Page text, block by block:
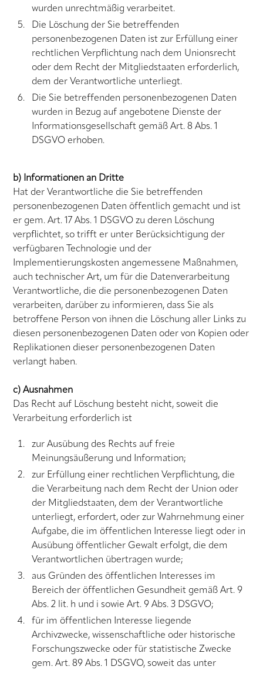
wurden unrechtmäßig verarbeitet.
Die Löschung der Sie betreffenden
personenbezogenen Daten ist zur Erfüllung einer
rechtlichen Verpflichtung nach dem Unionsrecht
oder dem Recht der Mitgliedstaaten erforderlich,
dem der Verantwortliche unterliegt.
Die Sie betreffenden personenbezogenen Daten
wurden in Bezug auf angebotene Dienste der
Informationsgesellschaft gemäß Art. 8 Abs. 1
DSGVO erhoben.
b) Informationen an Dritte
Hat der Verantwortliche die Sie betreffenden
personenbezogenen Daten öffentlich gemacht und ist
er gem. Art. 17 Abs. 1 DSGVO zu deren Löschung
verpflichtet, so trifft er unter Berücksichtigung der
verfügbaren Technologie und der
Implementierungskosten angemessene Maßnahmen,
auch technischer Art, um für die Datenverarbeitung
Verantwortliche, die die personenbezogenen Daten
verarbeiten, darüber zu informieren, dass Sie als
betroffene Person von ihnen die Löschung aller Links zu
diesen personenbezogenen Daten oder von Kopien oder
Replikationen dieser personenbezogenen Daten
verlangt haben.
c) Ausnahmen
Das Recht auf Löschung besteht nicht, soweit die
Verarbeitung erforderlich ist
zur Ausübung des Rechts auf freie
Meinungsäußerung und Information;
zur Erfüllung einer rechtlichen Verpflichtung, die
die Verarbeitung nach dem Recht der Union oder
der Mitgliedstaaten, dem der Verantwortliche
unterliegt, erfordert, oder zur Wahrnehmung einer
Aufgabe, die im öffentlichen Interesse liegt oder in
Ausübung öffentlicher Gewalt erfolgt, die dem
Verantwortlichen übertragen wurde;
aus Gründen des öffentlichen Interesses im
Bereich der öffentlichen Gesundheit gemäß Art. 9
Abs. 2 lit. h und i sowie Art. 9 Abs. 3 DSGVO;
für im öffentlichen Interesse liegende
Archivzwecke, wissenschaftliche oder historische
Forschungszwecke oder für statistische Zwecke
gem. Art. 89 Abs. 1 DSGVO, soweit das unter